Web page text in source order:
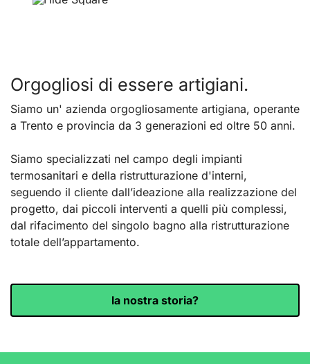
Orgogliosi di essere artigiani.
Siamo un' azienda orgogliosamente artigiana, operante
a Trento e provincia da 3 generazioni ed oltre 50 anni.
Siamo specializzati nel campo degli impianti
termosanitari e della ristrutturazione d'interni,
seguendo il cliente dall’ideazione alla realizzazione del
progetto, dai piccoli interventi a quelli più complessi,
dal rifacimento del singolo bagno alla ristrutturazione
totale dell’appartamento.
la nostra storia?